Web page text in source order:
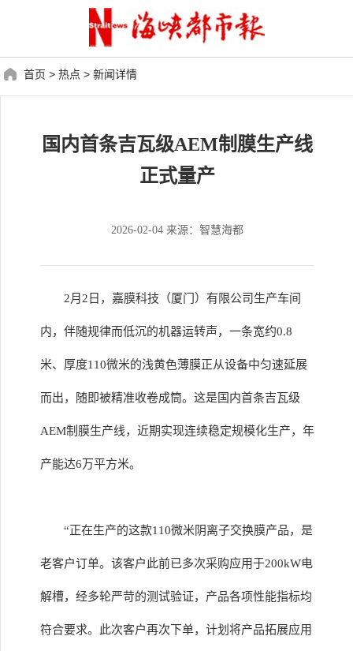
首页 > 热点 > 新闻详情
国内首条吉瓦级AEM制膜生产线
正式量产
2026-02-04 来源：智慧海都
2月2日，嘉膜科技（厦门）有限公司生产车间
内，伴随规律而低沉的机器运转声，一条宽约0.8
米、厚度110微米的浅黄色薄膜正从设备中匀速延展
而出，随即被精准收卷成筒。这是国内首条吉瓦级
AEM制膜生产线，近期实现连续稳定规模化生产，年
产能达6万平方米。
“正在生产的这款110微米阴离子交换膜产品，是
老客户订单。该客户此前已多次采购应用于200kW电
解槽，经多轮严苛的测试验证，产品各项性能指标均
符合要求。此次客户再次下单，计划将产品拓展应用